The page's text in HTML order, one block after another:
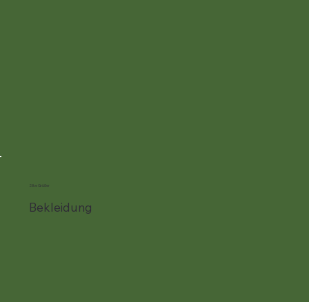
Silke Grüßer
Bekleidung